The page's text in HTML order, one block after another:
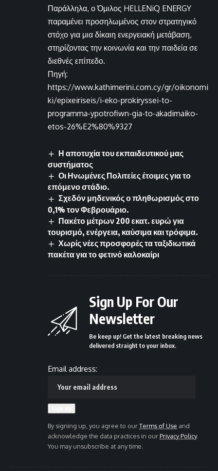
Παράλληλα, ο Όμιλος HELLENiQ ENERGY
παραμένει προσηλωμένος στον στρατηγικό
στόχο για μια δίκαιη ενεργειακή μετάβαση,
στηρίζοντας την κοινωνία και την παιδεία σε
διεθνές επίπεδο.
Πηγή:
https://www.kathimerini.com.cy/gr/oikonomi
ki/epixeiriseis/i-eko-prokiryssei-to-
programma-ypotrofiwn-gia-to-akadimaiko-
etos-26%E2%80%9327
Η αποτυχία του εκπαιδευτικού μας
συστήματος
Οι Ηνωμένες Πολιτείες έτοιμες για το
επόμενο στάδιο.
Σχεδόν μηδενικός ο πληθωρισμός στο
0,1% τον Φεβρουάριο.
Πακέτο μέτρων 200 εκατ. ευρώ για
τουρισμό, ενέργεια, καύσιμα και τρόφιμα.
Χωρίς νέες προσφορές τα ταξιδιωτικά
πακέτα για το φετινό καλοκαίρι
Sign Up For Our
Newsletter
Be keep up! Get the latest breaking news
delivered straight to your inbox.
Email address:
By signing up, you agree to ourTerms of Use and
acknowledge the data practices in ourPrivacy Policy.
You may unsubscribe at any time.